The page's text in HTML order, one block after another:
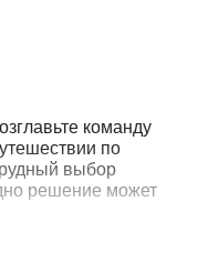
команду
по
выбор
решение может